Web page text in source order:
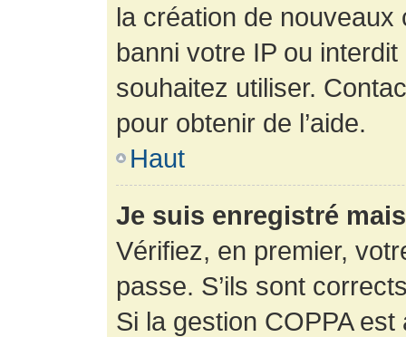
la création de
banni votre IP ou
souhaitez utiliser.
pour obtenir de l’aide.
Haut
Je suis enregistré
Vérifiez, en premier,
passe. S’ils sont
Si la gestion COPPA